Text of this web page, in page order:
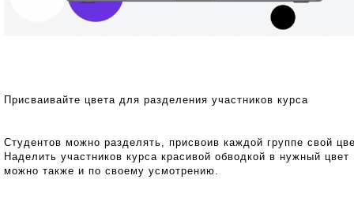
Присваивайте цвета для разделения участников курса
Студентов можно разделять, присвоив каждой группе свой
Наделить участников курса красивой обводкой в нужный цвет
можно также и по своему усмотрению.